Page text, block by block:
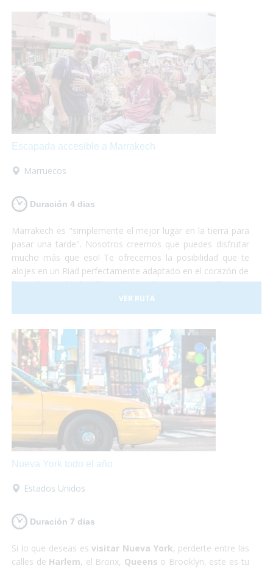
visitar cada rincón de la ciudad, te lo habías imaginado?
¡Esto es el Carnaval! Una increíble experiencia que todos
deberían probar! Vamos?
Escapada accesible a Marrakech
Marruecos
Duración 4 dias
Marrakech es "simplemente el mejor lugar en la tierra para
pasar una tarde". Nosotros creemos que puedes disfrutar
mucho más que eso! Te ofrecemos la posibilidad que te
alojes en un Riad perfectamente adaptado en el corazón de
la Medina y desde allí puedas perderte por sus callejones.
Desde allí, podrás visitar Essaouira, la "Perla del Atlántico",
y si tienes suerte hasta podrás participar en alguna de las
nosotros nos encargamos de todo, tú solo de disfrutar!
VER RUTA
Nueva York todo el año
Estados Unidos
Duración 7 dias
Si lo que deseas esvisitar Nueva York, perderte entre las
calles de Harlem, el Bronx, Queens o Brooklyn, este es tu